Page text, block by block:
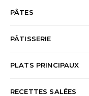
PÂTES
PÂTISSERIE
PLATS PRINCIPAUX
RECETTES SALÉES